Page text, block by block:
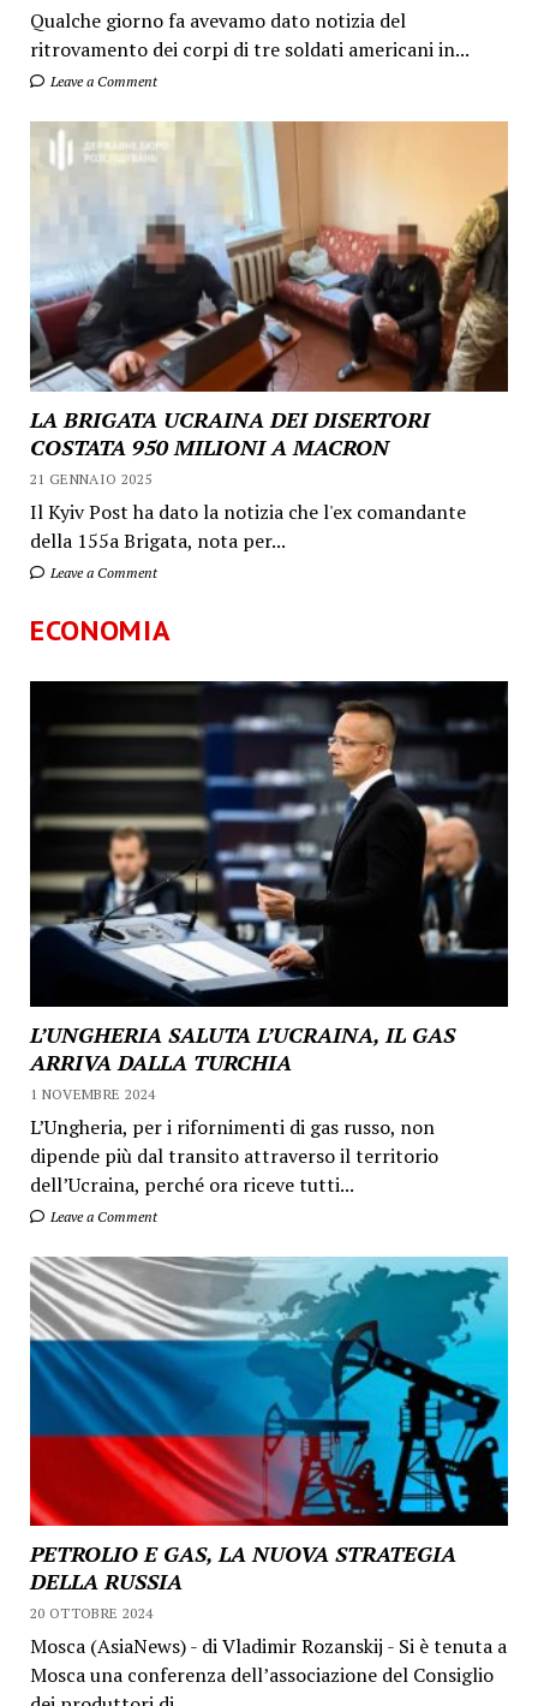
Qualche giorno fa avevamo dato notizia del
ritrovamento dei corpi di tre soldati americani in...
Leave a Comment
LA BRIGATA UCRAINA DEI DISERTORI
COSTATA 950 MILIONI A MACRON
21 GENNAIO 2025
Il Kyiv Post ha dato la notizia che l'ex comandante
della 155a Brigata, nota per...
Leave a Comment
ECONOMIA
L’UNGHERIA SALUTA L’UCRAINA, IL GAS
ARRIVA DALLA TURCHIA
1 NOVEMBRE 2024
L’Ungheria, per i rifornimenti di gas russo, non
dipende più dal transito attraverso il territorio
dell’Ucraina, perché ora riceve tutti...
Leave a Comment
PETROLIO E GAS, LA NUOVA STRATEGIA
DELLA RUSSIA
20 OTTOBRE 2024
Mosca (AsiaNews) - di Vladimir Rozanskij - Si è tenuta a
Mosca una conferenza dell’associazione del Consiglio